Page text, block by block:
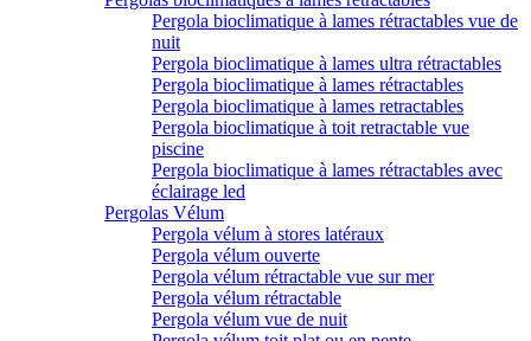
Pergola bioclimatique à lames rétractables vue de
nuit
Pergola bioclimatique à lames ultra rétractables
Pergola bioclimatique à lames rétractables
Pergola bioclimatique à lames retractables
Pergola bioclimatique à toit retractable vue
piscine
Pergola bioclimatique à lames rétractables avec
éclairage led
Pergolas Vélum
Pergola vélum à stores latéraux
Pergola vélum ouverte
Pergola vélum rétractable vue sur mer
Pergola vélum rétractable
Pergola vélum vue de nuit